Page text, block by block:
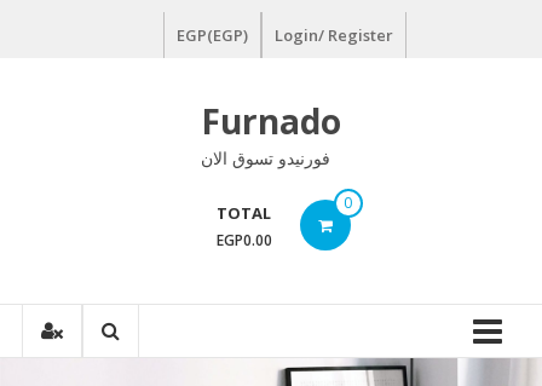
Login/ Register
EGP(EGP)
Furnado
فورنيدو تسوق الان
0
TOTAL
EGP0.00